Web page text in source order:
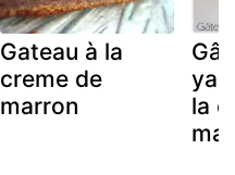
Gateau à la
creme de
marron
la